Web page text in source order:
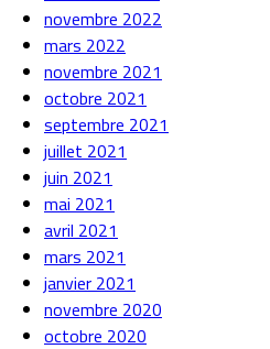
novembre 2022
mars 2022
novembre 2021
octobre 2021
septembre 2021
juillet 2021
juin 2021
mai 2021
avril 2021
mars 2021
janvier 2021
novembre 2020
octobre 2020